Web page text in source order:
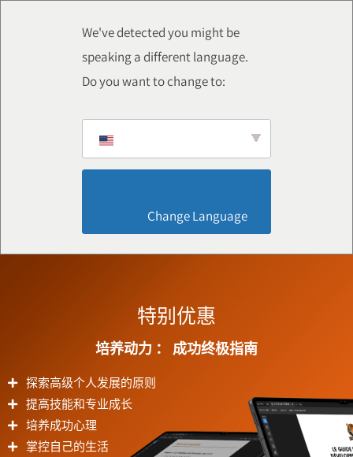
We've detected you might be
speaking a different language.
Do you want to change to:
特别优惠
培养动力 ： 成功终极指南
探索高级个人发展的原则
提高技能和专业成长
培养成功心理
掌控自己的生活